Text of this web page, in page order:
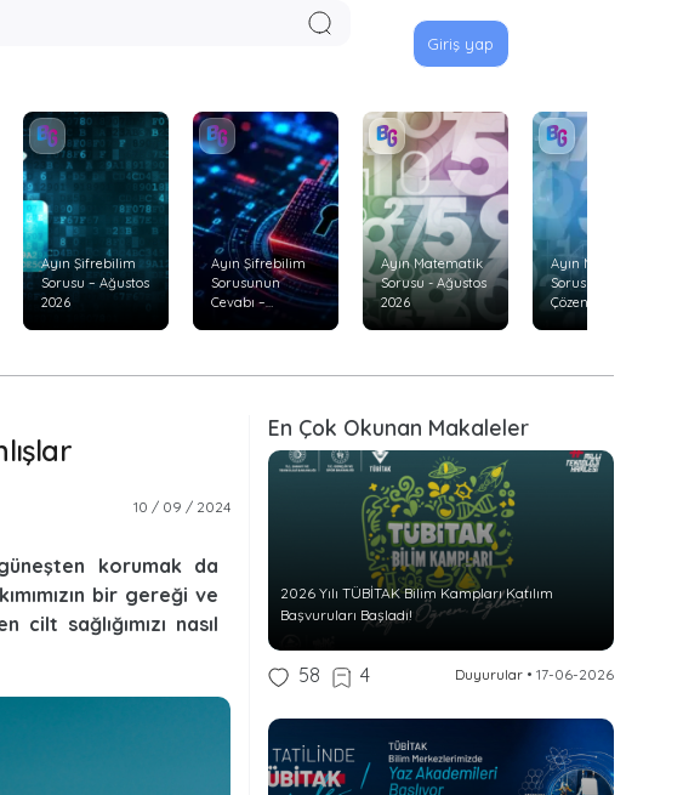
Giriş yap
Ayın Şifrebilim
Sorusu – Ağustos
2026
Ayın Şifrebilim
Sorusunun
Cevabı –
Ayın Matematik
Sorusu - Ağustos
2026
Ayın Matematik
Sorusunu Doğru
Çözenler –
10 / 09 / 2024
korumak da
bir gereği ve
sağlığımızı nasıl
En Çok Okunan Makaleler
2026 Yılı TÜBİTAK Bilim Kampları Katılım
Başvuruları Başladı!
58 4 Duyurular• 17-06-2026